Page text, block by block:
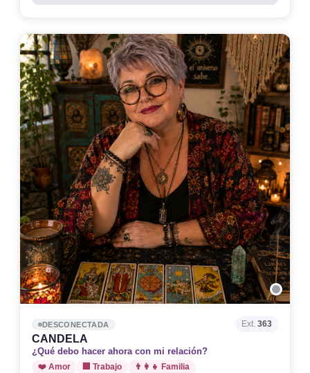
DESCONECTADA
CANDELA
¿Qué debo hacer ahora con mi relación?
Ext. 363
❤️ Amor 🏢 Trabajo 👨‍👩‍👧 Familia